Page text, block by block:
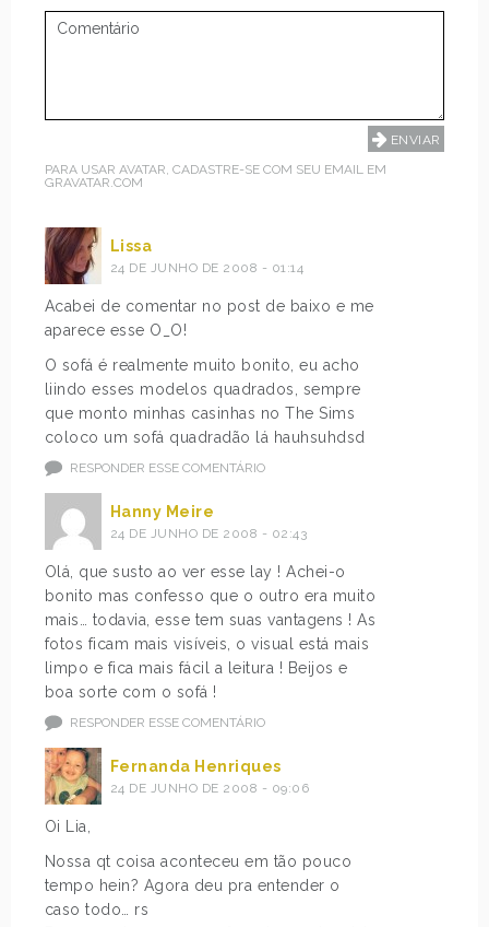
PARA USAR AVATAR, CADASTRE-SE COM SEU EMAIL EM
GRAVATAR.COM
Lissa
24 DE JUNHO DE 2008 - 01:14
Acabei de comentar no post de baixo e me
aparece esse O_O!
O sofá é realmente muito bonito, eu acho
liindo esses modelos quadrados, sempre
que monto minhas casinhas no The Sims
coloco um sofá quadradão lá hauhsuhdsd
RESPONDER ESSE COMENTÁRIO
Hanny Meire
24 DE JUNHO DE 2008 - 02:43
Olá, que susto ao ver esse lay ! Achei-o
bonito mas confesso que o outro era muito
mais… todavia, esse tem suas vantagens ! As
fotos ficam mais visíveis, o visual está mais
limpo e fica mais fácil a leitura ! Beijos e
boa sorte com o sofá !
RESPONDER ESSE COMENTÁRIO
Fernanda Henriques
24 DE JUNHO DE 2008 - 09:06
Oi Lia,
Nossa qt coisa aconteceu em tão pouco
tempo hein? Agora deu pra entender o
caso todo… rs